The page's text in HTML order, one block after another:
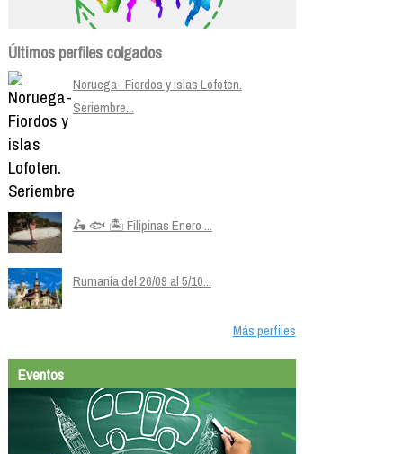
Últimos perfiles colgados
Noruega- Fiordos y islas Lofoten.
Seriembre...
🛵 🐟 🏝️ Filipinas Enero ...
Rumanía del 26/09 al 5/10...
Más perfiles
Eventos